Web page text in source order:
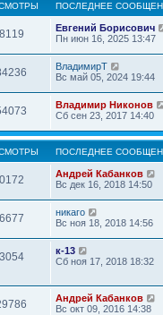
ПОСЛЕДНЕЕ
Евгений Борисович
Пн июн 16, 2025 13:47
ВладимирТ
Вс май 05, 2024 19:44
Владимир Никонов
Сб сен 23, 2017 14:40
ПОСЛЕДНЕЕ
Андрей Кабанков
Вс дек 16, 2018 14:50
никаго
Вс ноя 18, 2018 14:56
к-13
Сб ноя 17, 2018 18:32
Андрей Кабанков
Вс окт 09, 2016 14:38